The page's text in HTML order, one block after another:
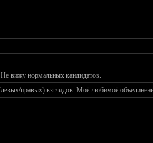
вижу нормальных кандидатов.
правых) взглядов. Моё любимоё